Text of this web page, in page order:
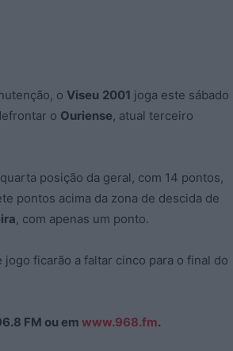
o Viseu 2001 joga este sábado
o Ouriense, atual terceiro
posição da geral, com 14 pontos,
pontos acima da zona de descida de
, com apenas um ponto.
ficarão a faltar cinco para o final do
FM ou em www.968.fm.